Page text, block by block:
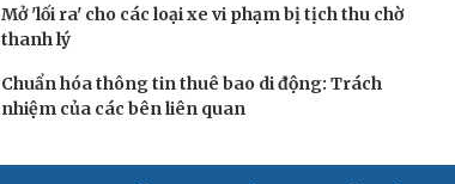
Mở 'lối ra' cho các loại xe vi phạm bị tịch thu chờ
thanh lý
Chuẩn hóa thông tin thuê bao di động: Trách
nhiệm của các bên liên quan